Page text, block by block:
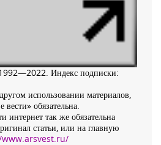
Индекс подписки:
использовании материалов,
вести» обязательна.
интернет так же обязательна
статьи, или на главную